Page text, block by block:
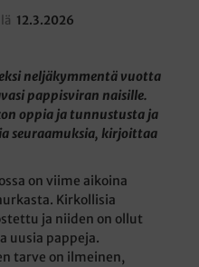
12.3.2026
neljäkymmentä vuotta
pappisviran naisille.
oppia ja tunnustusta ja
seuraamuksia, kirjoittaa
on viime aikoina
Kirkollisia
ja niiden on ollut
uusia pappeja.
tarve on ilmeinen,